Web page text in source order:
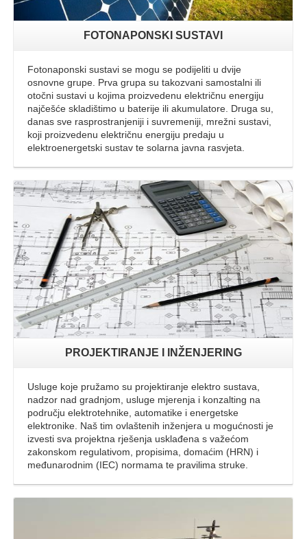
FOTONAPONSKI SUSTAVI
Fotonaponski sustavi se mogu se podijeliti u dvije
osnovne grupe. Prva grupa su takozvani samostalni ili
otočni sustavi u kojima proizvedenu električnu energiju
najčešće skladištimo u baterije ili akumulatore. Druga su,
danas sve rasprostranjeniji i suvremeniji, mrežni sustavi,
koji proizvedenu električnu energiju predaju u
elektroenergetski sustav te solarna javna rasvjeta.
Opširnije
PROJEKTIRANJE I INŽENJERING
Usluge koje pružamo su projektiranje elektro sustava,
nadzor nad gradnjom, usluge mjerenja i konzalting na
području elektrotehnike, automatike i energetske
elektronike. Naš tim ovlaštenih inženjera u mogućnosti je
izvesti sva projektna rješenja usklađena s važećom
zakonskom regulativom, propisima, domaćim (HRN) i
međunarodnim (IEC) normama te pravilima struke.